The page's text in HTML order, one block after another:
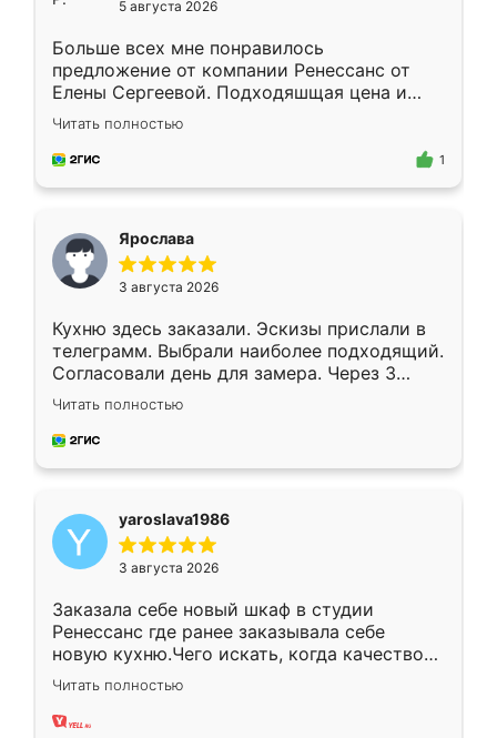
5 августа 2026
Больше всех мне понравилось
предложение от компании Ренессанс от
Елены Сергеевой. Подходяшщая цена и
короткие сроки изготовления. Приехавший
для замера сотрудник Владислав
предложил по моему эскизу самый
Читать полностью
1
Ярослава
3 августа 2026
Кухню здесь заказали. Эскизы прислали в
телеграмм. Выбрали наиболее подходящий.
Согласовали день для замера. Через 3
недели кухня была уже готова. Остались
довольны работой. Спасибо Ренессанс
мебель за качественную работу!
Читать полностью
yaroslava1986
3 августа 2026
Заказала себе новый шкаф в студии
Ренессанс где ранее заказывала себе
новую кухню.Чего искать, когда качеством
вполне довольна. Служит кухня уже почти
два года, нареканий нет.
Читать полностью